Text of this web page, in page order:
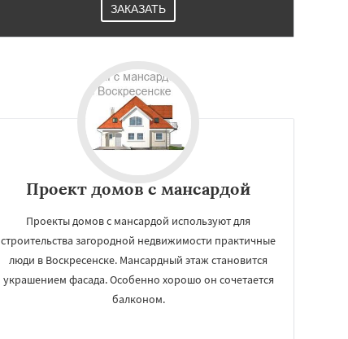
ЗАКАЗАТЬ
Проект домов с мансардой
Проекты домов с мансардой используют для
строительства загородной недвижимости практичные
люди в Воскресенске. Мансардный этаж становится
украшением фасада. Особенно хорошо он сочетается
балконом.